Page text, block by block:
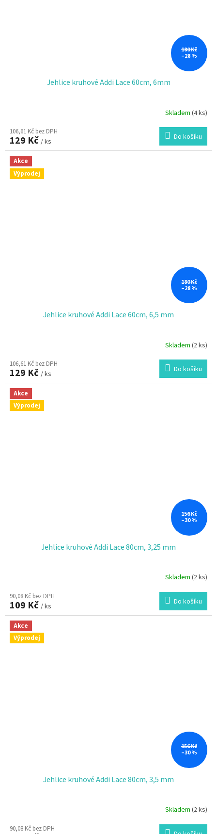
180 Kč
–28 %
Jehlice kruhové Addi Lace 60cm, 6mm
Skladem (4 ks)
106,61 Kč bez DPH
129 Kč / ks Do košíku
Akce
Výprodej
180 Kč
–28 %
Jehlice kruhové Addi Lace 60cm, 6,5 mm
Skladem (2 ks)
106,61 Kč bez DPH
129 Kč / ks Do košíku
Akce
Výprodej
156 Kč
–30 %
Jehlice kruhové Addi Lace 80cm, 3,25 mm
Skladem (2 ks)
90,08 Kč bez DPH
109 Kč / ks Do košíku
Akce
Výprodej
156 Kč
–30 %
Jehlice kruhové Addi Lace 80cm, 3,5 mm
Skladem (2 ks)
90,08 Kč bez DPH